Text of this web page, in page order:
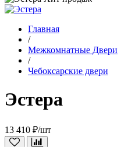
Главная
/
Межкомнатные Двери
/
Чебоксарские двери
Эстера
13 410 ₽/шт